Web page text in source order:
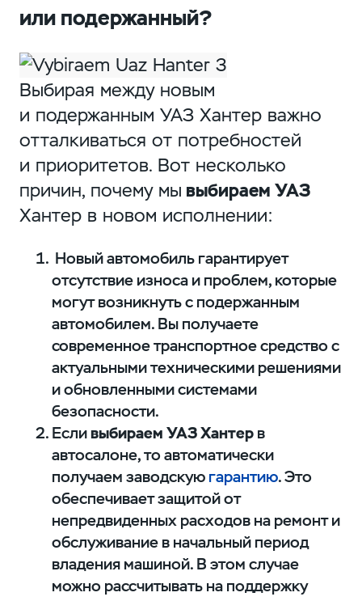
или подержанный?
Выбирая между новым
и подержанным УАЗ Хантер важно
отталкиваться от потребностей
и приоритетов. Вот несколько
причин, почему мы выбираем УАЗ
Хантер в новом исполнении:
Новый автомобиль гарантирует
отсутствие износа и проблем, которые
могут возникнуть с подержанным
автомобилем. Вы получаете
современное транспортное средство с
актуальными техническими решениями
и обновленными системами
безопасности.
Есливыбираем УАЗ Хантерв
автосалоне, то автоматически
получаем заводскую гарантию. Это
обеспечивает защитой от
непредвиденных расходов на ремонт и
обслуживание в начальный период
владения машиной. В этом случае
можно рассчитывать на поддержку